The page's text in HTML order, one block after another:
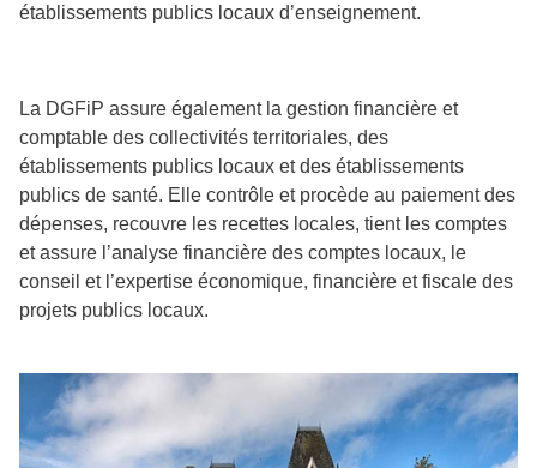
établissements publics locaux d’enseignement.
La DGFiP assure également la gestion financière et
comptable des collectivités territoriales, des
établissements publics locaux et des établissements
publics de santé. Elle contrôle et procède au paiement des
dépenses, recouvre les recettes locales, tient les comptes
et assure l’analyse financière des comptes locaux, le
conseil et l’expertise économique, financière et fiscale des
projets publics locaux.